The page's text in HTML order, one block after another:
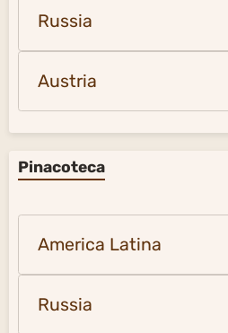
Russia
Austria
Pinacoteca
America Latina
Russia